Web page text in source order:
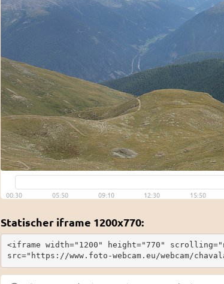
Statischer iframe 1200x770:
<iframe width="1200" height="770"